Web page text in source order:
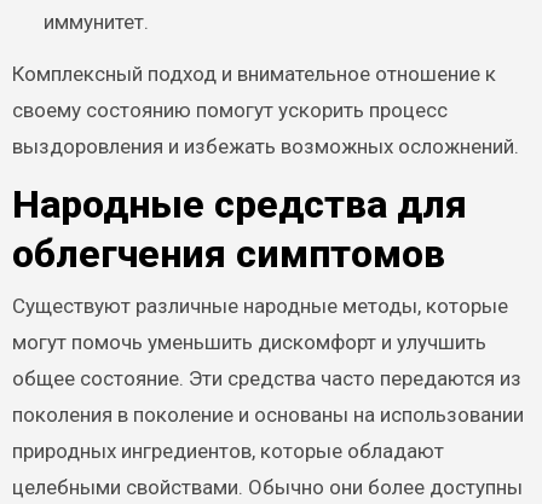
иммунитет.
Комплексный подход и внимательное отношение к
своему состоянию помогут ускорить процесс
выздоровления и избежать возможных осложнений.
Народные средства для
облегчения симптомов
Существуют различные народные методы, которые
могут помочь уменьшить дискомфорт и улучшить
общее состояние. Эти средства часто передаются из
поколения в поколение и основаны на использовании
природных ингредиентов, которые обладают
целебными свойствами. Обычно они более доступны